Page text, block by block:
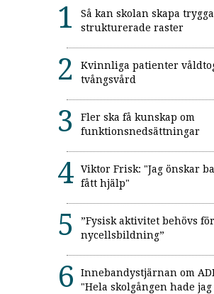
Så kan skolan skapa
strukturerade raster
Kvinnliga patienter
tvångsvård
Fler ska få kunskap om
funktionsnedsättningar
Viktor Frisk: "Jag önskar
fått hjälp"
”Fysisk aktivitet behövs för
nycellsbildning”
Innebandystjärnan om
"Hela skolgången hade